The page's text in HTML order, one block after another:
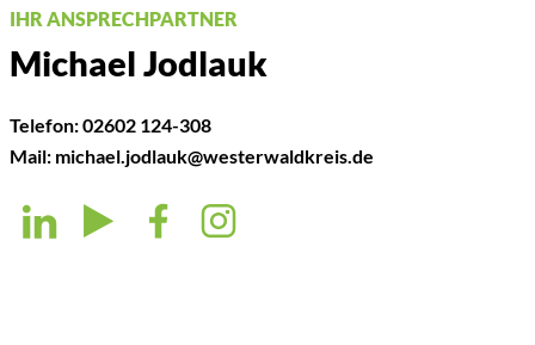
IHR ANSPRECHPARTNER
Michael Jodlauk
Telefon:02602 124-308
Mail: michael.jodlauk@westerwaldkreis.de